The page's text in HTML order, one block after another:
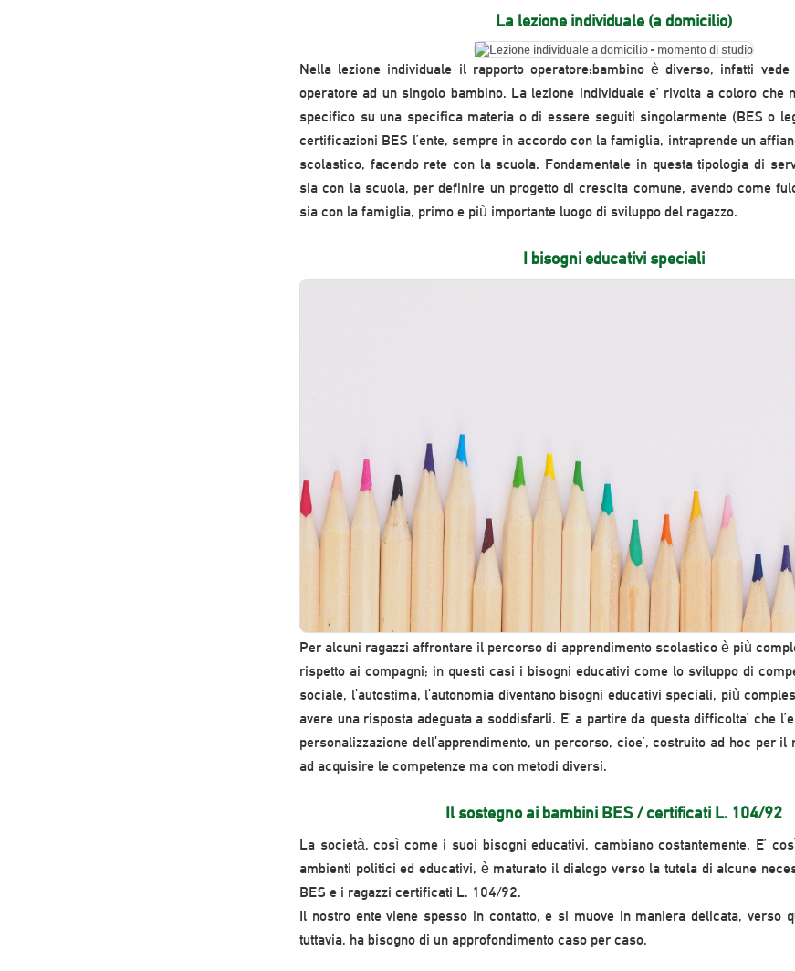
La lezione individuale (a domicilio)
Nella lezione individuale il rapporto operatore:bambino è diverso, infatti vede
operatore ad un singolo bambino. La lezione individuale e’ rivolta a coloro che
specifico su una specifica materia o di essere seguiti singolarmente (BES o
certificazioni BES l’ente, sempre in accordo con la famiglia, intraprende un
scolastico, facendo rete con la scuola. Fondamentale in questa tipologia di
sia con la scuola, per definire un progetto di crescita comune, avendo come
sia con la famiglia, primo e più importante luogo di sviluppo del ragazzo.
I bisogni educativi speciali
Per alcuni ragazzi affrontare il percorso di apprendimento scolastico è più
rispetto ai compagni; in questi casi i bisogni educativi come lo sviluppo di
sociale, l'autostima, l'autonomia diventano bisogni educativi speciali, più
avere una risposta adeguata a soddisfarli. E’ a partire da questa difficolta’ che
personalizzazione dell'apprendimento, un percorso, cioe’, costruito ad hoc per il
ad acquisire le competenze ma con metodi diversi.
Il sostegno ai bambini BES / certificati L. 104/92
La società, così come i suoi bisogni educativi, cambiano costantemente. E’
ambienti politici ed educativi, è maturato il dialogo verso la tutela di alcune
BES e i ragazzi certificati L. 104/92.
Il nostro ente viene spesso in contatto, e si muove in maniera delicata, verso
tuttavia, ha bisogno di un approfondimento caso per caso.